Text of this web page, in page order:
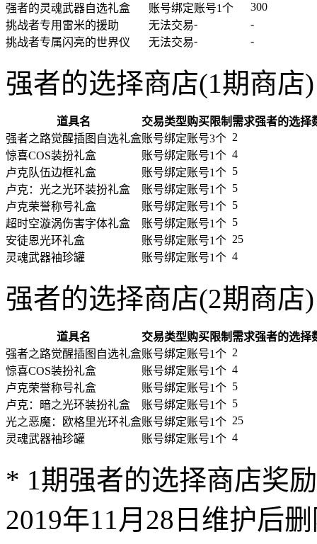
强者的灵魂武器自选礼盒
账号绑定账号1个
300
挑战者专用雷米的援助
无法交易-
-
挑战者专属闪亮的世界仪
无法交易- -
强者的选择商店(1期商店)
道具名 交易类型购买限制 需求强者的选择
强者之路觉醒插图自选礼盒账号绑定账号3个 2
惊喜COS装扮礼盒
账号绑定账号1个 4
卢克队伍边框礼盒
账号绑定账号1个 5
卢克：光之光环装扮礼盒
账号绑定账号1个 5
卢克荣誉称号礼盒
账号绑定账号1个 5
超时空漩涡伤害字体礼盒
账号绑定账号1个 5
安徒恩光环礼盒
账号绑定账号1个 25
灵魂武器袖珍罐
账号绑定账号1个 4
强者的选择商店(2期商店)
道具名 交易类型购买限制 需求强者的选择
强者之路觉醒插图自选礼盒账号绑定账号1个 2
惊喜COS装扮礼盒
账号绑定账号1个 4
卢克荣誉称号礼盒
账号绑定账号1个 5
卢克：暗之光环装扮礼盒
账号绑定账号1个 5
光之恶魔：欧格里光环礼盒账号绑定账号1个 25
灵魂武器袖珍罐
账号绑定账号1个 4
* 1期强者的选择商店奖
2019年11月28日维护后